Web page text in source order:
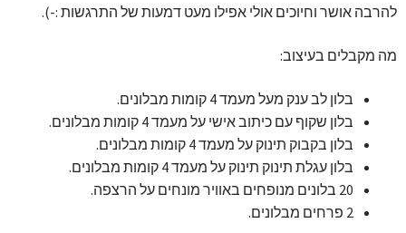
תשלום
מחירון משלוחי בלונים
קטלוג מוצרים
להרבה אושר וחיוכים אולי אפילו מעט דמעות של התרגשות :-).
מה מקבלים בעיצוב:
בלון לב ענק מעל מעמד 4 קומות מבלונים.
בלון שקוף עם כיתוב אישי על מעמד 4 קומות מבלונים.
בלון בקבוק תינוק על מעמד 4 קומות מבלונים.
בלון עגלת תינוק תינוק על מעמד 4 קומות מבלונים.
20 בלונים מנופחים באוויר מונחים על הרצפה.
2 פרחים מבלונים.